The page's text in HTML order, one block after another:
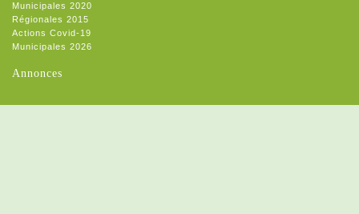
Municipales 2020
Régionales 2015
Actions Covid-19
Municipales 2026
Annonces